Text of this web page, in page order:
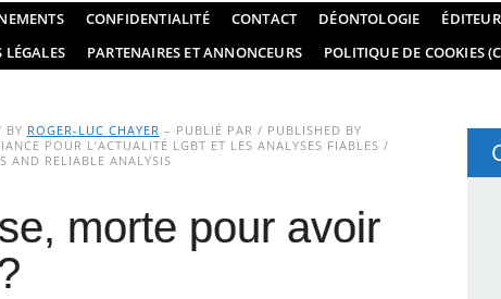
CONFIDENTIALITÉ CONTACT DÉONTOLOGIE ÉDITEUR
PARTENAIRES ET ANNONCEURS POLITIQUE DE COOKIES
BY ROGER-LUC CHAYER – PUBLIÉ PAR / PUBLISHED BY
POUR L’ACTUALITÉ LGBT ET LES ANALYSES FIABLES /
AND RELIABLE ANALYSIS
morte pour avoir